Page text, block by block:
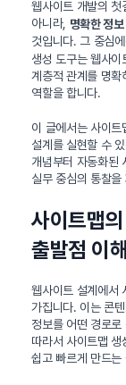
웹사이트 개발의 첫
아니라, 명확한
것입니다. 그 중심
생성 도구는 웹사이
계층적 관계를 명확
역할을 합니다.
이 글에서는 사이트
설계를 실현할 수
개념부터 자동화된
실무 중심의 통찰을
사이트맵
출발점 이
웹사이트 설계에서
가집니다. 이는 콘
정보를 어떤 경로로
따라서 사이트맵
쉽고 빠르게 만드는